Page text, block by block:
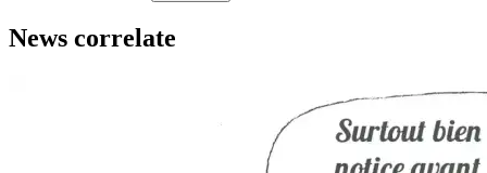
News correlate